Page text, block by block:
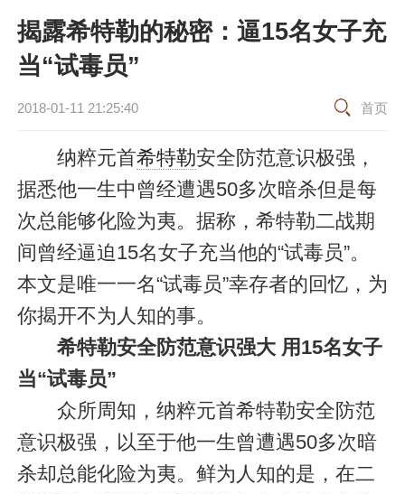
揭露希特勒的秘密：逼15名女子充
当“试毒员”
2018-01-11 21:25:40 首页
纳粹元首希特勒安全防范意识极强，
据悉他一生中曾经遭遇50多次暗杀但是每
次总能够化险为夷。据称，希特勒二战期
间曾经逼迫15名女子充当他的“试毒员”。
本文是唯一一名“试毒员”幸存者的回忆，为
你揭开不为人知的事。
希特勒安全防范意识强大 用15名女子
当“试毒员”
众所周知，纳粹元首希特勒安全防范
意识极强，以至于他一生曾遭遇50多次暗
杀却总能化险为夷。鲜为人知的是，在二